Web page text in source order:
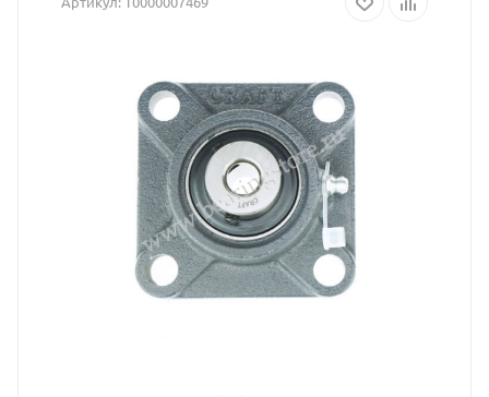
UCF
узел
CRAFT
взят
с